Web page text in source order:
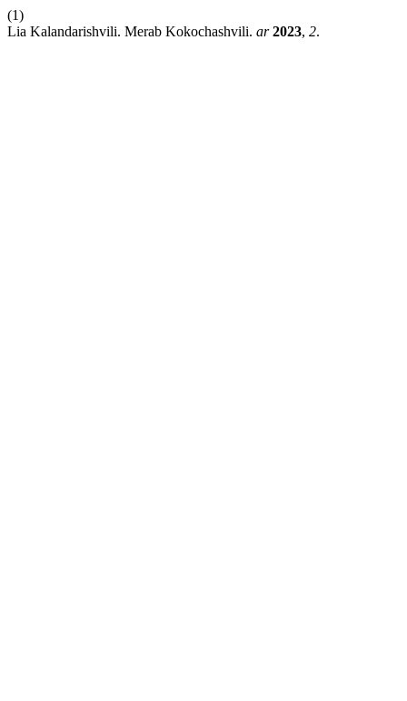
(1)
Lia Kalandarishvili. Merab Kokochashvili. ar 2023, 2.